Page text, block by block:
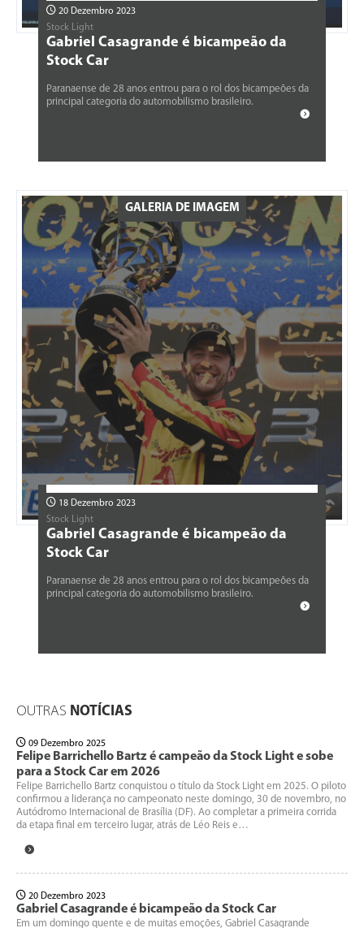
20 Dezembro 2023
Stock Light
Gabriel Casagrande é bicampeão da
Stock Car
Paranaense de 28 anos entrou para o rol dos bicampeões da
principal categoria do automobilismo brasileiro.
GALERIA DE IMAGEM
18 Dezembro 2023
Stock Light
Gabriel Casagrande é bicampeão da
Stock Car
Paranaense de 28 anos entrou para o rol dos bicampeões da
principal categoria do automobilismo brasileiro.
OUTRAS NOTÍCIAS
09 Dezembro 2025
Felipe Barrichello Bartz é campeão da Stock Light e sobe
para a Stock Car em 2026
Felipe Barrichello Bartz conquistou o título da Stock Light em 2025. O piloto
confirmou a liderança no campeonato neste domingo, 30 de novembro, no
Autódromo Internacional de Brasília (DF). Ao completar a primeira corrida
da etapa final em terceiro lugar, atrás de Léo Reis e…
20 Dezembro 2023
Gabriel Casagrande é bicampeão da Stock Car
Em um domingo quente e de muitas emoções, Gabriel Casagrande